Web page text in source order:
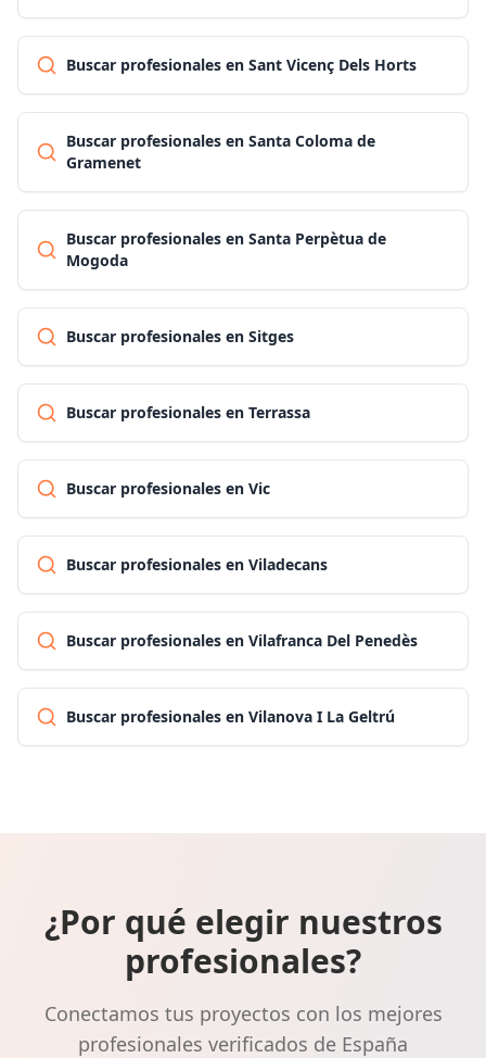
Buscar profesionales en Sant Vicenç Dels Horts
Buscar profesionales en Santa Coloma de
Gramenet
Buscar profesionales en Santa Perpètua de
Mogoda
Buscar profesionales en Sitges
Buscar profesionales en Terrassa
Buscar profesionales en Vic
Buscar profesionales en Viladecans
Buscar profesionales en Vilafranca Del Penedès
Buscar profesionales en Vilanova I La Geltrú
¿Por qué elegir nuestros
profesionales?
Conectamos tus proyectos con los mejores
profesionales verificados de España